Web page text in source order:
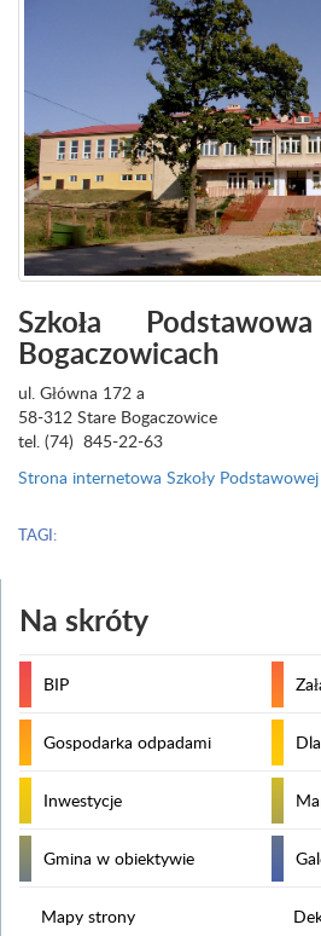
Szkoła
Bogaczowicach
ul. Główna 172 a
58-312 Stare Bogaczowice
tel. (74) 845-22-63
Strona internetowa Szkoły
TAGI:
Na skróty
BIP
Gospodarka odpadami
Inwestycje
Gmina w obiektywie
Mapy strony